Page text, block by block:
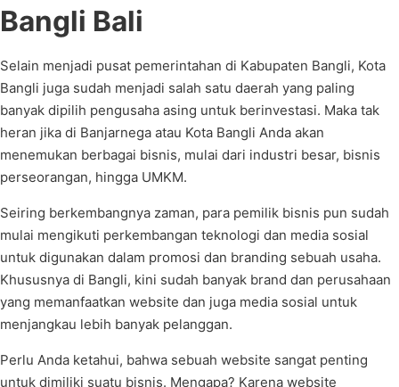
Bangli Bali
Selain menjadi pusat pemerintahan di Kabupaten Bangli, Kota
Bangli juga sudah menjadi salah satu daerah yang paling
banyak dipilih pengusaha asing untuk berinvestasi. Maka tak
heran jika di Banjarnega atau Kota Bangli Anda akan
menemukan berbagai bisnis, mulai dari industri besar, bisnis
perseorangan, hingga UMKM.
Seiring berkembangnya zaman, para pemilik bisnis pun sudah
mulai mengikuti perkembangan teknologi dan media sosial
untuk digunakan dalam promosi dan branding sebuah usaha.
Khususnya di Bangli, kini sudah banyak brand dan perusahaan
yang memanfaatkan website dan juga media sosial untuk
menjangkau lebih banyak pelanggan.
Perlu Anda ketahui, bahwa sebuah website sangat penting
untuk dimiliki suatu bisnis. Mengapa? Karena website